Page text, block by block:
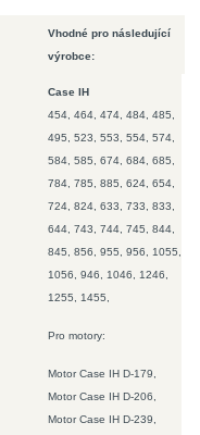
Vhodné pro následující
výrobce:
Case IH
454, 464, 474, 484, 485,
495, 523, 553, 554, 574,
584, 585, 674, 684, 685,
784, 785, 885, 624, 654,
724, 824, 633, 733, 833,
644, 743, 744, 745, 844,
845, 856, 955, 956, 1055,
1056, 946, 1046, 1246,
1255, 1455,
Pro motory:
Motor Case IH D-179,
Motor Case IH D-206,
Motor Case IH D-239,